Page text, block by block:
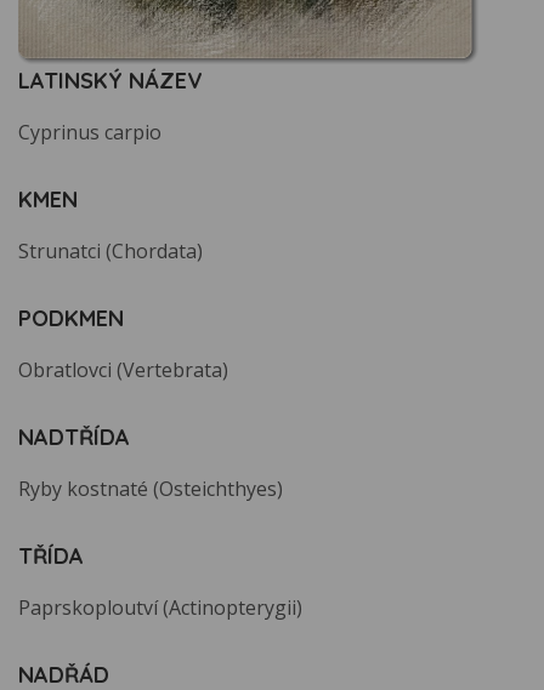
LATINSKÝ NÁZEV
Cyprinus carpio
KMEN
Strunatci (Chordata)
PODKMEN
Obratlovci (Vertebrata)
NADTŘÍDA
Ryby kostnaté (Osteichthyes)
TŘÍDA
Paprskoploutví (Actinopterygii)
NADŘÁD